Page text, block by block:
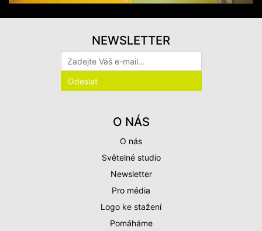
O NÁS
O nás
Světelné studio
Newsletter
Pro média
Logo ke stažení
Pomáháme
NEWSLETTER